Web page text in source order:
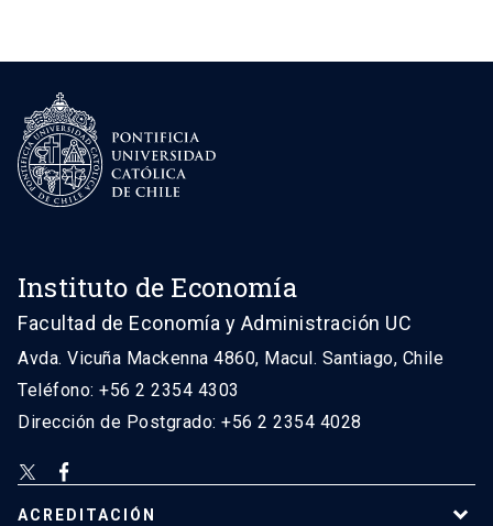
Instituto de Economía
Facultad de Economía y Administración UC
Avda. Vicuña Mackenna 4860, Macul. Santiago, Chile
Teléfono: +56 2 2354 4303
Dirección de Postgrado: +56 2 2354 4028
ACREDITACIÓN